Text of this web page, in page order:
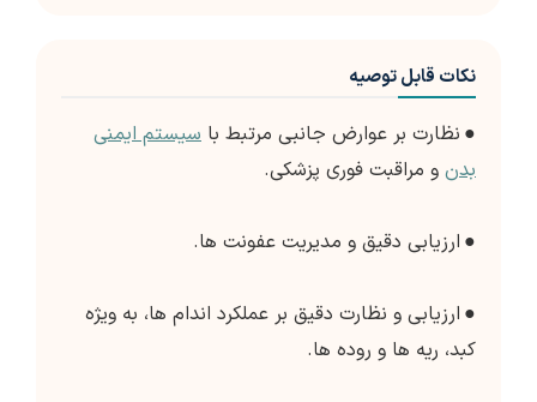
نکات قابل توصیه
● نظارت بر عوارض جانبی مرتبط با سیستم ایمنی
بدن و مراقبت فوری پزشکی.
● ارزیابی دقیق و مدیریت عفونت ها.
● ارزیابی و نظارت دقیق بر عملکرد اندام ها، به ویژه
کبد، ریه ها و روده ها.